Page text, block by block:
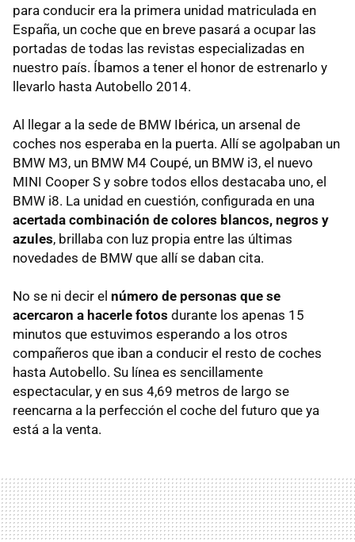
para conducir era la primera unidad matriculada en
España, un coche que en breve pasará a ocupar las
portadas de todas las revistas especializadas en
nuestro país. Íbamos a tener el honor de estrenarlo y
llevarlo hasta Autobello 2014.
Al llegar a la sede de BMW Ibérica, un arsenal de
coches nos esperaba en la puerta. Allí se agolpaban un
BMW M3, un BMW M4 Coupé, un BMW i3, el nuevo
MINI Cooper S y sobre todos ellos destacaba uno, el
BMW i8. La unidad en cuestión, configurada en una
acertada combinación de colores blancos, negros y
azules, brillaba con luz propia entre las últimas
novedades de BMW que allí se daban cita.
No se ni decir el número de personas que se
acercaron a hacerle fotos durante los apenas 15
minutos que estuvimos esperando a los otros
compañeros que iban a conducir el resto de coches
hasta Autobello. Su línea es sencillamente
espectacular, y en sus 4,69 metros de largo se
reencarna a la perfección el coche del futuro que ya
está a la venta.